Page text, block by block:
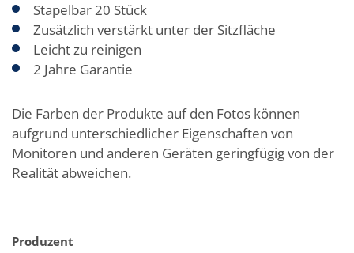
Stapelbar 20 Stück
Zusätzlich verstärkt unter der Sitzfläche
Leicht zu reinigen
2 Jahre Garantie
Die Farben der Produkte auf den Fotos können
aufgrund unterschiedlicher Eigenschaften von
Monitoren und anderen Geräten geringfügig von der
Realität abweichen.
Produzent